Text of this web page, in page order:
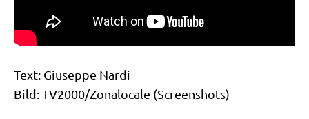
Text: Giu­sep­pe Nardi
Bild: TV2000/​Zonalocale (Screen­shots)